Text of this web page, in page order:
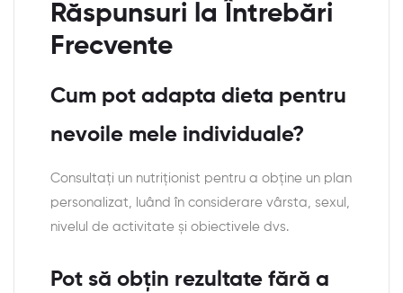
Răspunsuri la Întrebări
Frecvente
Cum pot adapta dieta pentru
nevoile mele individuale?
Consultați un nutriționist pentru a obține un plan
personalizat, luând în considerare vârsta, sexul,
nivelul de activitate și obiectivele dvs.
Pot să obțin rezultate fără a